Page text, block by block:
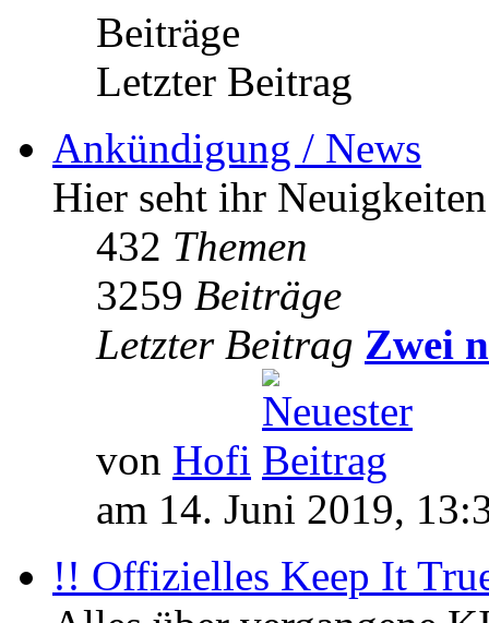
Beiträge
Letzter Beitrag
Ankündigung / News
Hier seht ihr
432 Themen
3259 Beiträge
Letzter Beitrag Zwei
von Hofi
am 14. Juni 2019,
!! Offizielles Keep It